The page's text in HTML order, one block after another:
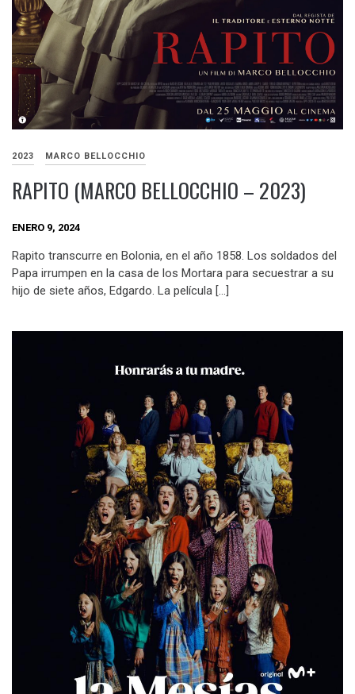
2023 MARCO BELLOCCHIO
RAPITO (MARCO BELLOCCHIO – 2023)
ENERO 9, 2024
Rapito transcurre en Bolonia, en el año 1858. Los soldados del
Papa irrumpen en la casa de los Mortara para secuestrar a su
hijo de siete años, Edgardo. La película […]